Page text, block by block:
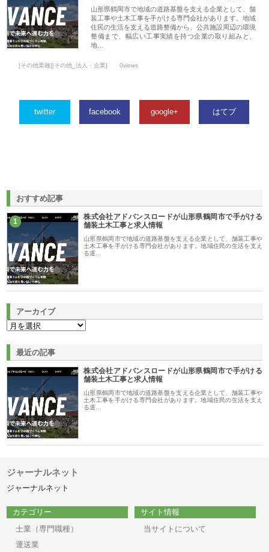
山形県鶴岡市で地域の道路基盤を支える企業として、舗
装工事や土木工事を手がける専門会社があります。地域
住民の生活を支える道路整備から、公共施設周辺の環境
整備まで、幅広い工事実績を持つ企業の取り組みと、
地…
[その他業種][その他_法人・企業] 0views
twitter facebook google+ はてブ
おすすめ記事
1
株式会社アドバンスロードが山形県鶴岡市で手がける
舗装土木工事と求人情報
山形県鶴岡市で地域の道路基盤を支える企業として、舗装工事や
土木工事を手がける専門会社があります。地域住民の生活を支え
る道…
アーカイブ
最近の記事
株式会社アドバンスロードが山形県鶴岡市で手がける
舗装土木工事と求人情報
山形県鶴岡市で地域の道路基盤を支える企業として、舗装工事や
土木工事を手がける専門会社があります。地域住民の生活を支え
る道…
ジャーナルネット
ジャーナルネット
カテゴリー
士業（専門職種）
運送業
サイト情報
当サイトについて